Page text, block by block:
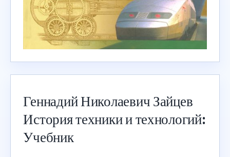
Геннадий Николаевич Зайцев
История техники и технологий:
Учебник